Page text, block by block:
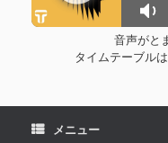
音声がと
タイムテーブルは
メニュー